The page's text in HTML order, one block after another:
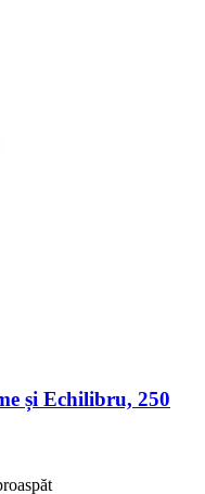
și Echilibru, 250